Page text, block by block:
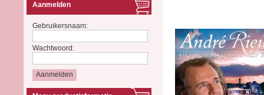
Aanmelden
Gebruikersnaam:
Wachtwoord: